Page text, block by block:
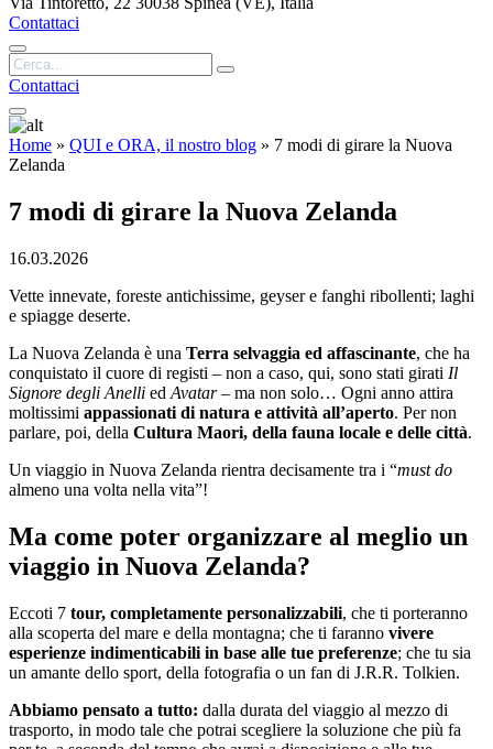
Contattaci
Contattaci
Home » QUI e ORA, il nostro blog » 7 modi di girare la Nuova
Zelanda
7 modi di girare la Nuova Zelanda
16.03.2026
Vette innevate, foreste antichissime, geyser e fanghi ribollenti; laghi
e spiagge deserte.
La Nuova Zelanda è una Terra selvaggia ed affascinante, che ha
conquistato il cuore di registi – non a caso, qui, sono stati girati Il
Signore degli Anelli ed Avatar– ma non solo… Ogni anno attira
moltissimi appassionati di natura e attività all’aperto. Per non
parlare, poi, della Cultura Maori, della fauna locale e delle città.
Un viaggio in Nuova Zelanda rientra decisamente tra i “must do
almeno una volta nella vita”!
Ma come poter organizzare al meglio un
viaggio in Nuova Zelanda?
Eccoti 7 tour, completamente personalizzabili, che ti porteranno
alla scoperta del mare e della montagna; che ti faranno vivere
esperienze indimenticabili in base alle tue preferenze; che tu sia
un amante dello sport, della fotografia o un fan di J.R.R. Tolkien.
Abbiamo pensato a tutto: dalla durata del viaggio al mezzo di
trasporto, in modo tale che potrai scegliere la soluzione che più fa